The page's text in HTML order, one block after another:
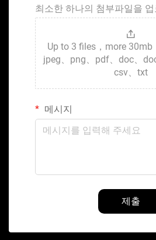
최소한 하나의 첨부파일을
Up to 3 files，more 30mb
jpeg、png、pdf、doc、
csv、txt
메시지
제출